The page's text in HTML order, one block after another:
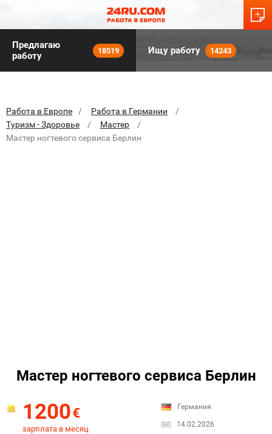
Предлагаю
работу
18519 Ищу работу 14243
Работа в Европе
Работа в Германии
Туризм - Здоровье
Мастер
Мастер ногтевого сервиса Берлин
Мастер ногтевого сервиса Берлин
1200€
зарплата в месяц
Германия
14.02.2026